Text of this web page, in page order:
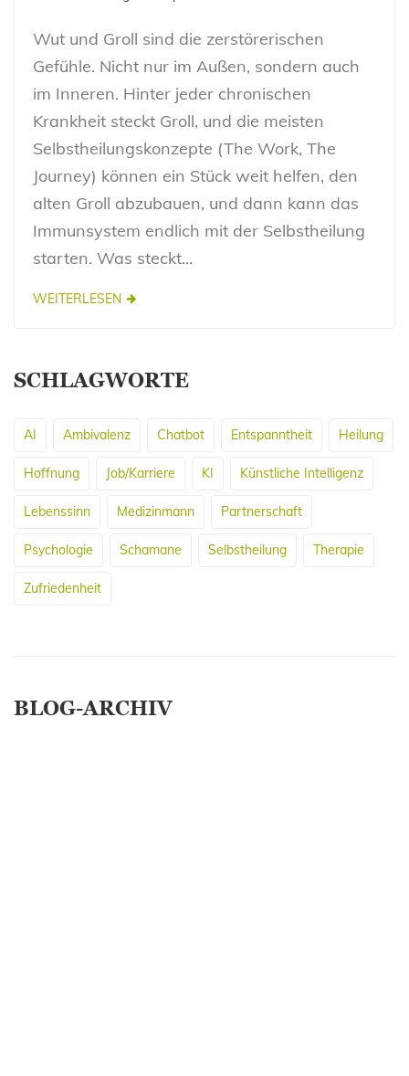
Wut und Groll sind die zerstörerischen
Gefühle. Nicht nur im Außen, sondern auch
im Inneren. Hinter jeder chronischen
Krankheit steckt Groll, und die meisten
Selbstheilungskonzepte (The Work, The
Journey) können ein Stück weit helfen, den
alten Groll abzubauen, und dann kann das
Immunsystem endlich mit der Selbstheilung
starten. Was steckt...
WEITERLESEN
SCHLAGWORTE
AI Ambivalenz Chatbot Entspanntheit Heilung
Hoffnung Job/Karriere KI Künstliche Intelligenz
Lebenssinn Medizinmann Partnerschaft
Psychologie Schamane Selbstheilung Therapie
Zufriedenheit
BLOG-ARCHIV